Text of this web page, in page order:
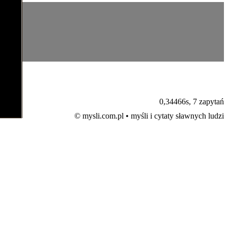
0,34466s, 7 zapytań
© mysli.com.pl • myśli i cytaty sławnych ludzi